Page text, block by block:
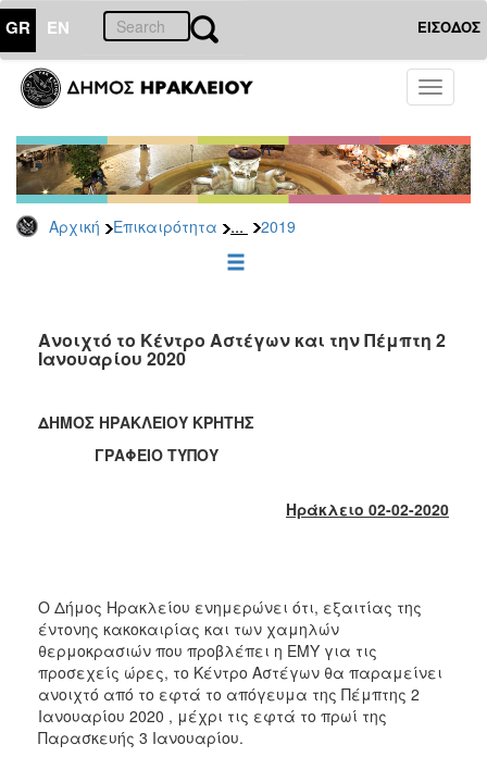
GR EN ΕΙΣΟΔΟΣ
Toggle
Αρχική Επικαιρότητα ... 2019
ΕΠΙΚΑΙΡΟΤΗΤΑ
Τύπου
Αρχείο
2026
2025
2022
2021
2019
2018
2013
2012
2011
2010
2006
Ανοιχτό το Κέντρο Αστέγων και την Πέμπτη 2
Ιανουαρίου 2020
ΔΗΜΟΣ ΗΡΑΚΛΕΙΟΥ ΚΡΗΤΗΣ
ΓΡΑΦΕΙΟ ΤΥΠΟΥ
Ηράκλειο 02-02-2020
Ο Δήμος Ηρακλείου ενημερώνει ότι, εξαιτίας της
έντονης κακοκαιρίας και των χαμηλών
θερμοκρασιών που προβλέπει η ΕΜΥ για τις
προσεχείς ώρες, το Κέντρο Αστέγων θα παραμείνει
ανοιχτό από το εφτά το απόγευμα της Πέμπτης 2
Ιανουαρίου 2020 , μέχρι τις εφτά το πρωί της
Παρασκευής 3 Ιανουαρίου.